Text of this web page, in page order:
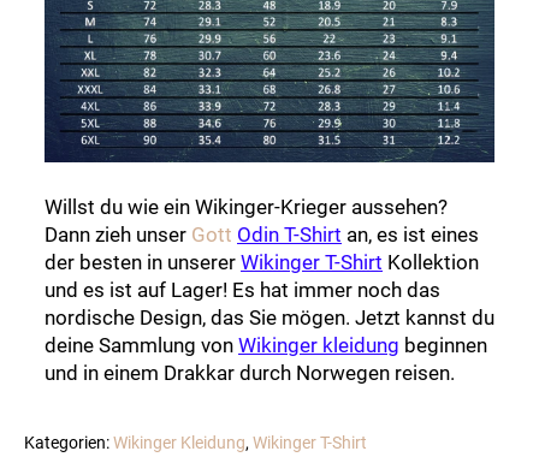
Willst du wie ein Wikinger-Krieger aussehen?
Dann zieh unser Gott Odin T-Shirt an, es ist eines
der besten in unserer Wikinger T-Shirt Kollektion
und es ist auf Lager! Es hat immer noch das
nordische Design, das Sie mögen. Jetzt kannst du
deine Sammlung von Wikinger kleidung beginnen
und in einem Drakkar durch Norwegen reisen.
Kategorien:Wikinger Kleidung, Wikinger T-Shirt